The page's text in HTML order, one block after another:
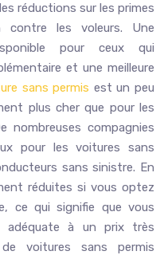
réductions sur les primes
contre les voleurs. Une
pour ceux qui
et une meilleure
sans permis est un peu
plus cher que pour les
nombreuses compagnies
pour les voitures sans
sans sinistre. En
réduites si vous optez
ce qui signifie que vous
adéquate à un prix très
voitures sans permis